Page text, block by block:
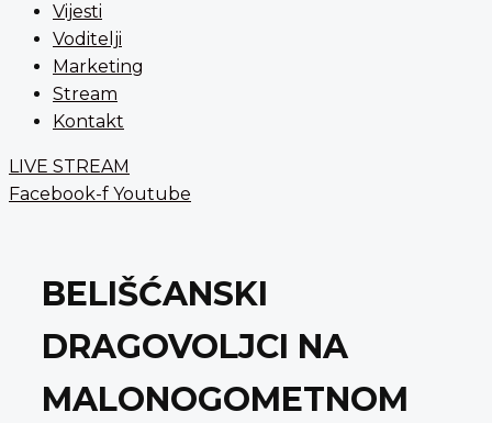
Vijesti
Voditelji
Marketing
Stream
Kontakt
LIVE STREAM
Facebook-f Youtube
BELIŠĆANSKI
DRAGOVOLJCI NA
MALONOGOMETNOM